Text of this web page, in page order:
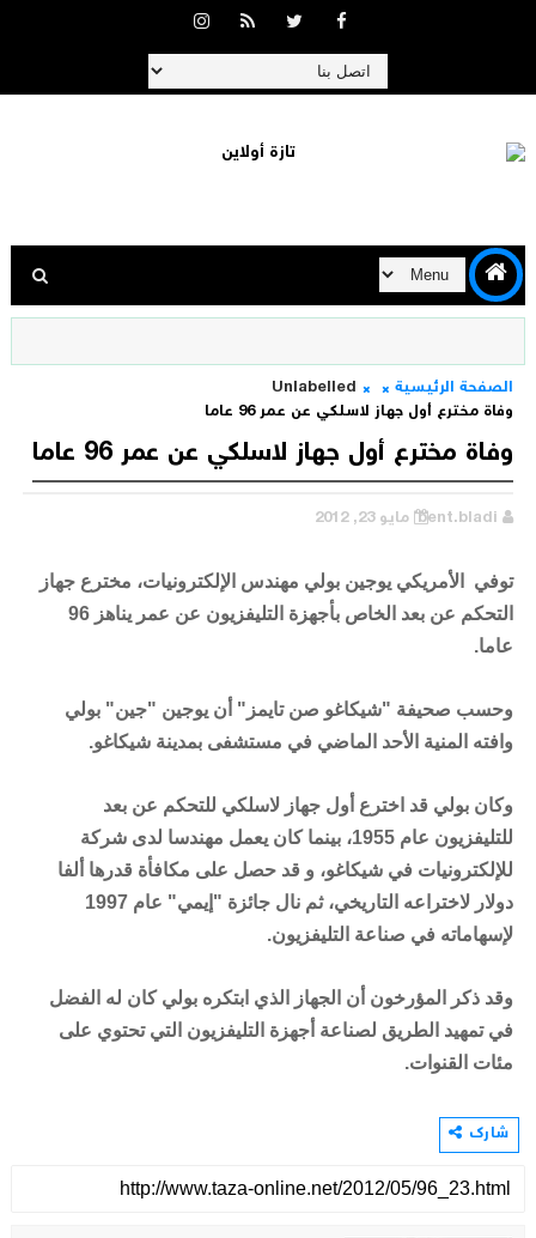
الصفحة الرئيسية
Unlabelled
وفاة مخترع أول جهاز لاسلكي عن عمر 96 عاما
وفاة مخترع أول جهاز لاسلكي عن عمر 96 عاما
bent.bladi مايو 23, 2012
توفي الأمريكي يوجين بولي مهندس الإلكترونيات، مخترع جهاز
التحكم عن بعد الخاص بأجهزة التليفزيون عن عمر يناهز 96
عاما.
وحسب صحيفة "شيكاغو صن تايمز" أن يوجين "جين" بولي
وافته المنية الأحد الماضي في مستشفى بمدينة شيكاغو.
وكان بولي قد اخترع أول جهاز لاسلكي للتحكم عن بعد
للتليفزيون عام 1955، بينما كان يعمل مهندسا لدى شركة
للإلكترونيات في شيكاغو، و قد حصل على مكافأة قدرها ألفا
دولار لاختراعه التاريخي، ثم نال جائزة "إيمي" عام 1997
لإسهاماته في صناعة التليفزيون.
وقد ذكر المؤرخون أن الجهاز الذي ابتكره بولي كان له الفضل
في تمهيد الطريق لصناعة أجهزة التليفزيون التي تحتوي على
مئات القنوات.
شارك